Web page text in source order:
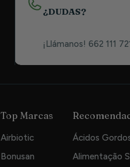
¿DUDAS?
¡Llámanos! 662 111
Top Marcas
Airbiotic
Bonusan
Ácidos
Alimentação